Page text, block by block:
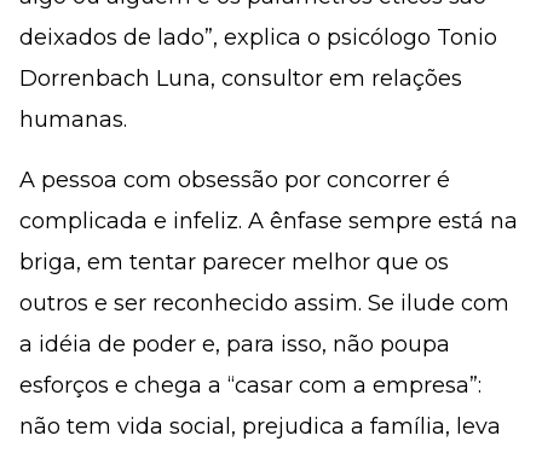
deixados de lado”, explica o psicólogo Tonio
Dorrenbach Luna, consultor em relações
humanas.
A pessoa com obsessão por concorrer é
complicada e infeliz. A ênfase sempre está na
briga, em tentar parecer melhor que os
outros e ser reconhecido assim. Se ilude com
a idéia de poder e, para isso, não poupa
esforços e chega a “casar com a empresa”:
não tem vida social, prejudica a família, leva